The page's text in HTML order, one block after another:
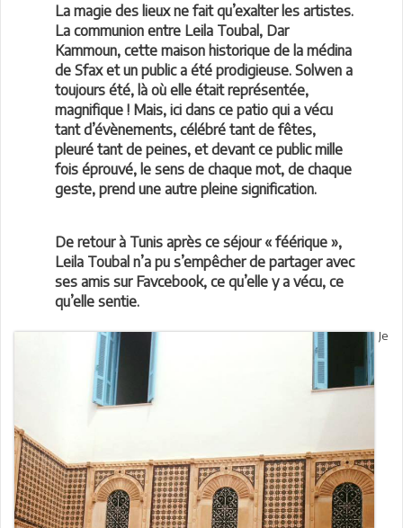
La magie des lieux ne fait qu’exalter les artistes.
La communion entre Leila Toubal, Dar
Kammoun, cette maison historique de la médina
de Sfax et un public a été prodigieuse. Solwen a
toujours été, là où elle était représentée,
magnifique ! Mais, ici dans ce patio qui a vécu
tant d’évènements, célébré tant de fêtes,
pleuré tant de peines, et devant ce public mille
fois éprouvé, le sens de chaque mot, de chaque
geste, prend une autre pleine signification.
De retour à Tunis après ce séjour « féérique »,
Leila Toubal n’a pu s’empêcher de partager avec
ses amis sur Favcebook, ce qu’elle y a vécu, ce
qu’elle sentie.
Je